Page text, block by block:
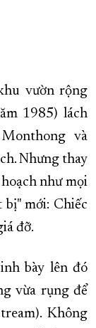
vườn rộng
1985) lách
và
Nhưng thay
như mọi
bị" mới: Chiếc
đỡ.
bày lên đó
vừa rụng để
Không